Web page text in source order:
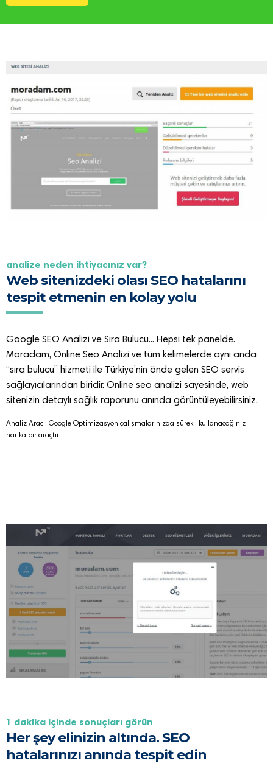
anali̇ze neden i̇hti̇yaciniz var?
Web sitenizdeki olası SEO hatalarını
tespit etmenin en kolay yolu
Google SEO Analizi ve Sıra Bulucu... Hepsi tek panelde.
Moradam, Online Seo Analizi ve tüm kelimelerde aynı anda
“sıra bulucu” hizmeti ile Türkiye’nin önde gelen SEO servis
sağlayıcılarından biridir. Online seo analizi sayesinde, web
sitenizin detaylı sağlık raporunu anında görüntüleyebilirsiniz.
Analiz Aracı, Google Optimizasyon çalışmalarınızda sürekli kullanacağınız
harika bir araçtır.
1 daki̇ka i̇çi̇nde sonuçlari görün
Her şey elinizin altında. SEO
hatalarınızı anında tespit edin